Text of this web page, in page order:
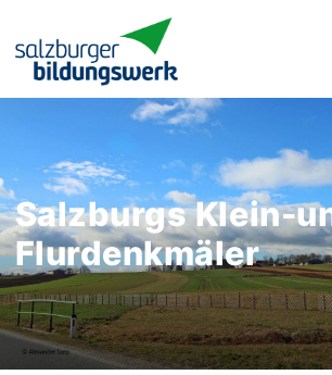
Salzburgs Klein-
Flurdenkmäler